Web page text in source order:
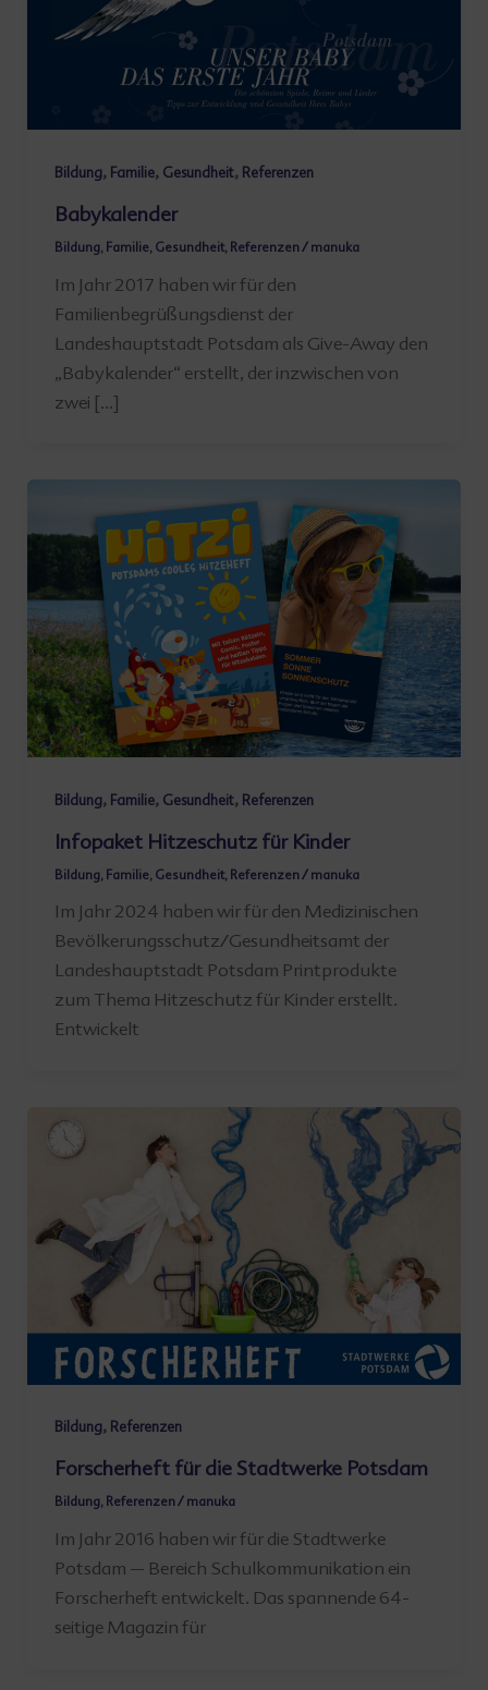
Bildung, Familie, Gesundheit, Referenzen
Babykalender
Bildung, Familie, Gesundheit, Referenzen/ manuka
Im Jahr 2017 haben wir für den
Familienbegrüßungsdienst der
Landeshauptstadt Potsdam als Give-Away den
„Babykalender“ erstellt, der inzwischen von
zwei […]
Bildung, Familie, Gesundheit, Referenzen
Infopaket Hitzeschutz für Kinder
Bildung, Familie, Gesundheit, Referenzen/ manuka
Im Jahr 2024 haben wir für den Medizinischen
Bevölkerungsschutz/Gesundheitsamt der
Landes­­hauptstadt Potsdam Printprodukte
zum Thema Hitzeschutz für Kinder erstellt.
Entwickelt
Bildung, Referenzen
Forscherheft für die Stadtwerke Potsdam
Bildung, Referenzen/ manuka
Im Jahr 2016 haben wir für die Stadtwerke
Potsdam – Bereich Schulkommunikation ein
Forscherheft entwickelt. Das spannende 64-
seitige Magazin für